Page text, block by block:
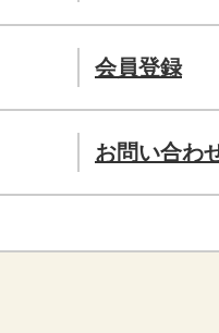
会員登録
お問い合わ